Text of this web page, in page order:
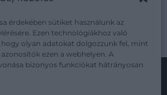
érdekében sütiket használunk az
Ezen technológiákhoz való
olyan adatokat dolgozzunk fel, mint
ezen a webhelyen. A
bizonyos funkciókat hátrányosan